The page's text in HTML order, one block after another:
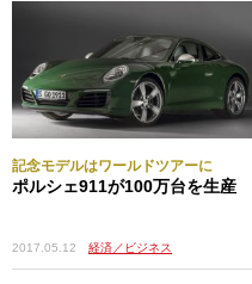
記念モデルはワールドツアーに
ポルシェ911が100万台を生産
2017.05.12 経済／ビジネス